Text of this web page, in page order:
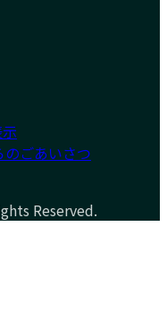
ごあいさつ
Reserved.